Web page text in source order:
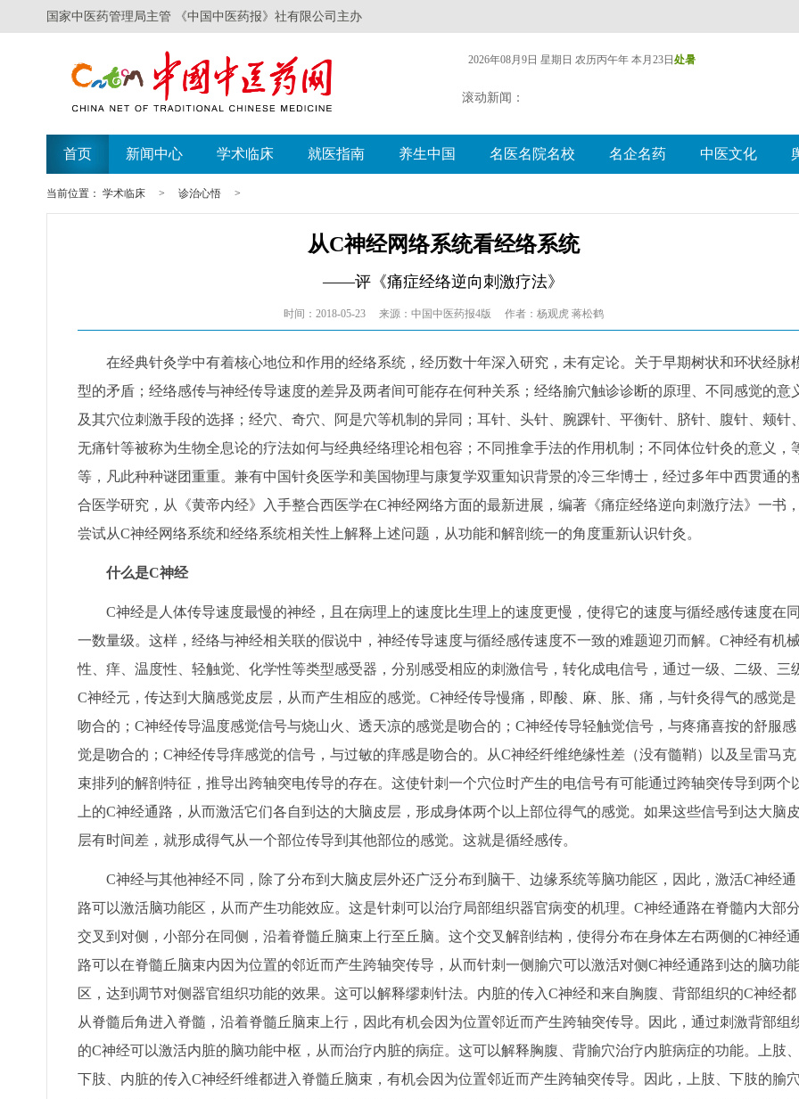
国家中医药管理局主管 《中国中医药报》社有限公司主办
2026年08月9日 星期日 农历丙午年 本月23日 处暑
滚动新闻：
首页 新闻中心 学术临床 就医指南 养生中国 名医名院名校 名企名药 中医文化
当前位置： 学术临床 > 诊治心悟 >
从C神经网络系统看经络系统
——评《痛症经络逆向刺激疗法》
时间：2018-05-23 来源：中国中医药报4版 作者：杨观虎 蒋松鹤
在经典针灸学中有着核心地位和作用的经络系统，经历数十年深入研究，未有定论。关于早期树状和环状经脉
型的矛盾；经络感传与神经传导速度的差异及两者间可能存在何种关系；经络腧穴触诊诊断的原理、不同感觉的意
及其穴位刺激手段的选择；经穴、奇穴、阿是穴等机制的异同；耳针、头针、腕踝针、平衡针、脐针、腹针、颊针、
无痛针等被称为生物全息论的疗法如何与经典经络理论相包容；不同推拿手法的作用机制；不同体位针灸的意义，
等，凡此种种谜团重重。兼有中国针灸医学和美国物理与康复学双重知识背景的冷三华博士，经过多年中西贯通的
合医学研究，从《黄帝内经》入手整合西医学在C神经网络方面的最新进展，编著《痛症经络逆向刺激疗法》一书，
尝试从C神经网络系统和经络系统相关性上解释上述问题，从功能和解剖统一的角度重新认识针灸。
什么是C神经
C神经是人体传导速度最慢的神经，且在病理上的速度比生理上的速度更慢，使得它的速度与循经感传速度在同
一数量级。这样，经络与神经相关联的假说中，神经传导速度与循经感传速度不一致的难题迎刃而解。C神经有机
性、痒、温度性、轻触觉、化学性等类型感受器，分别感受相应的刺激信号，转化成电信号，通过一级、二级、三
C神经元，传达到大脑感觉皮层，从而产生相应的感觉。C神经传导慢痛，即酸、麻、胀、痛，与针灸得气的感觉是
吻合的；C神经传导温度感觉信号与烧山火、透天凉的感觉是吻合的；C神经传导轻触觉信号，与疼痛喜按的舒服感
觉是吻合的；C神经传导痒感觉的信号，与过敏的痒感是吻合的。从C神经纤维绝缘性差（没有髓鞘）以及呈雷马克
束排列的解剖特征，推导出跨轴突电传导的存在。这使针刺一个穴位时产生的电信号有可能通过跨轴突传导到两个
上的C神经通路，从而激活它们各自到达的大脑皮层，形成身体两个以上部位得气的感觉。如果这些信号到达大脑皮
层有时间差，就形成得气从一个部位传导到其他部位的感觉。这就是循经感传。
C神经与其他神经不同，除了分布到大脑皮层外还广泛分布到脑干、边缘系统等脑功能区，因此，激活C神经通
路可以激活脑功能区，从而产生功能效应。这是针刺可以治疗局部组织器官病变的机理。C神经通路在脊髓内大部分
交叉到对侧，小部分在同侧，沿着脊髓丘脑束上行至丘脑。这个交叉解剖结构，使得分布在身体左右两侧的C神经通
路可以在脊髓丘脑束内因为位置的邻近而产生跨轴突传导，从而针刺一侧腧穴可以激活对侧C神经通路到达的脑功
区，达到调节对侧器官组织功能的效果。这可以解释缪刺针法。内脏的传入C神经和来自胸腹、背部组织的C神经都
从脊髓后角进入脊髓，沿着脊髓丘脑束上行，因此有机会因为位置邻近而产生跨轴突传导。因此，通过刺激背部组
的C神经可以激活内脏的脑功能中枢，从而治疗内脏的病症。这可以解释胸腹、背腧穴治疗内脏病症的功能。上肢、
下肢、内脏的传入C神经纤维都进入脊髓丘脑束，有机会因为位置邻近而产生跨轴突传导。因此，上肢、下肢的腧穴